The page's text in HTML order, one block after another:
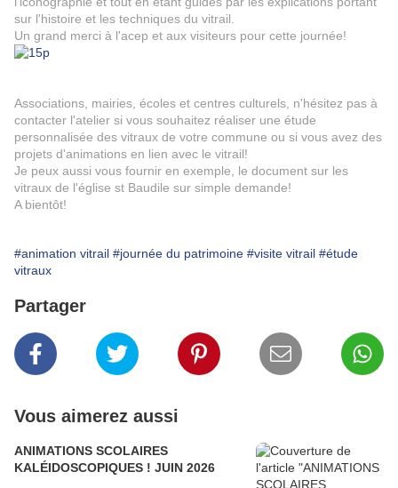
sur l'histoire et les techniques du vitrail.
Un grand merci à l'acep et aux visiteurs pour cette journée!
Associations, mairies, écoles et centres culturels, n'hésitez pas à
contacter l'atelier si vous souhaitez réaliser une étude
personnalisée des vitraux de votre commune ou si vous avez des
projets d'animations en lien avec le vitrail!
Je peux aussi vous fournir en exemple, le document sur les
vitraux de l'église st Baudile sur simple demande!
A bientôt!
#animation vitrail #journée du patrimoine #visite vitrail #étude
vitraux
Partager
Vous aimerez aussi
ANIMATIONS SCOLAIRES
KALÉIDOSCOPIQUES ! JUIN 2026